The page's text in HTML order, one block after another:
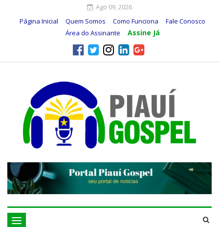
Ago 09, 2026
Página Inicial
Quem Somos Como Funciona
Fale Conosco
Área do Assinante
Assine Já
Toggle